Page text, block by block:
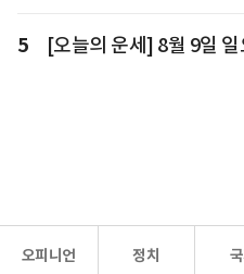
5 [오늘의 운세] 8월 9일
오피니언 정치